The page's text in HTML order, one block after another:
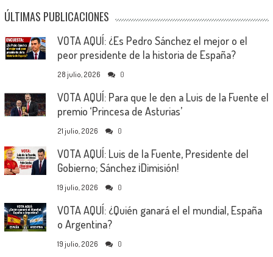
ÚLTIMAS PUBLICACIONES
VOTA AQUÍ: ¿Es Pedro Sánchez el mejor o el
peor presidente de la historia de España?
28 julio, 2026 0
VOTA AQUÍ: Para que le den a Luis de la Fuente el
premio ‘Princesa de Asturias’
21 julio, 2026 0
VOTA AQUÍ: Luis de la Fuente, Presidente del
Gobierno; Sánchez ¡Dimisión!
19 julio, 2026 0
VOTA AQUÍ: ¿Quién ganará el el mundial, España
o Argentina?
19 julio, 2026 0